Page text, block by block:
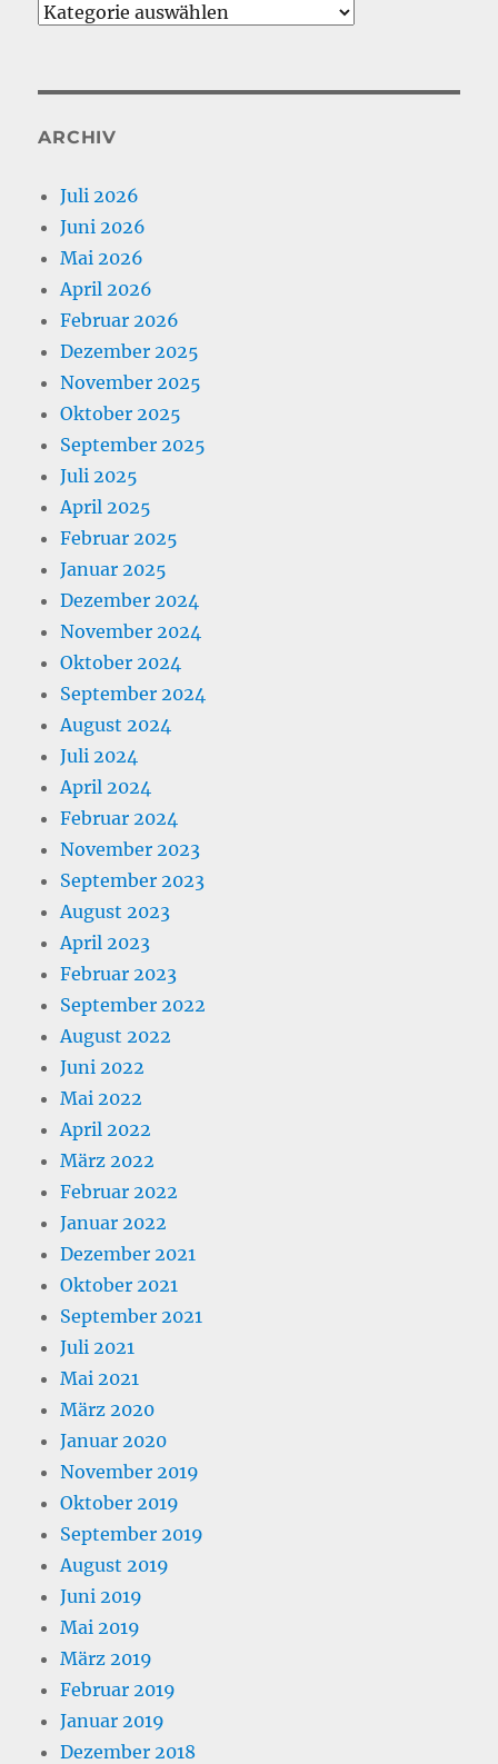
Kategorien
ARCHIV
Juli 2026
Juni 2026
Mai 2026
April 2026
Februar 2026
Dezember 2025
November 2025
Oktober 2025
September 2025
Juli 2025
April 2025
Februar 2025
Januar 2025
Dezember 2024
November 2024
Oktober 2024
September 2024
August 2024
Juli 2024
April 2024
Februar 2024
November 2023
September 2023
August 2023
April 2023
Februar 2023
September 2022
August 2022
Juni 2022
Mai 2022
April 2022
März 2022
Februar 2022
Januar 2022
Dezember 2021
Oktober 2021
September 2021
Juli 2021
Mai 2021
März 2020
Januar 2020
November 2019
Oktober 2019
September 2019
August 2019
Juni 2019
Mai 2019
März 2019
Februar 2019
Januar 2019
Dezember 2018